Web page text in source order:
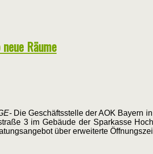
Räume
Die Geschäftsstelle der AOK Bayern
3 im Gebäude der Sparkasse
über erweiterte